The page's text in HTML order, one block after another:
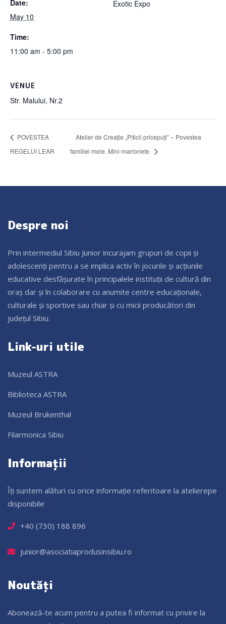
Date:
May 10
Time:
11:00 am - 5:00 pm
Exotic Expo
VENUE
Str. Malului, Nr.2
POVESTEA
REGELUI LEAR
Atelier de Creație „Piticii pricepuți” – Povestea
familiei mele. Mini-marionete
Despre noi
Prin intermediul Sibiu Junior incurajam grupuri de copii și
adolescenți pentru a se implica activ în jocurile și acțiunile
educative desfășurate în principalele instituții de cultură din
oraș dar și în colaborare cu anumite centre educaționale,
culturale și sportive sau chiar și cu micii producători din
județul Sibiu.
Link-uri utile
Muzeul ASTRA
Biblioteca ASTRA
Muzeul Brukenthal
Filarmonica Sibiu
Informații
Îți suntem alături cu orice informație referitoare la atelierepe
disponibile
+40 (730) 188 896
junior@asociatiaprodusinsibiu.ro
Noutăți
Abonează-te acum pentru a putea fi informat cu privire la